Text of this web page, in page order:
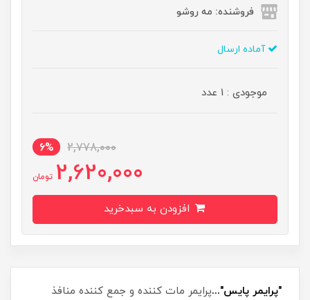
فروشنده: مه رو‌شو
آماده ارسال
موجودی : 1 عدد
2,778,000
6%
2,620,000 تومان
"پرایمر پایس"...پرایمر مات کننده و جمع کننده منافذ